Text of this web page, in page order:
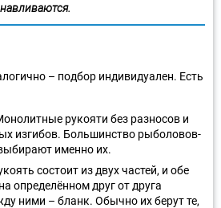
– подбор индивидуален. Есть
рукояти без разносов и
изгибов. Большинство рыболовов-
именно их.
состоит из двух частей, и обе
определённом друг от друга
ними – бланк. Обычно их берут те,